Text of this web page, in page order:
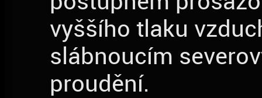
vyššího tlaku
slábnoucím
proudění.